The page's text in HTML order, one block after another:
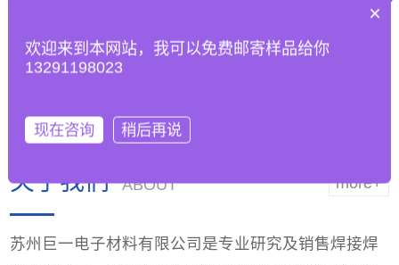
苏州如何优化波峰焊
工艺参数以适应无铅
苏州63锡条 | 超高性
more+
关于我们 ABOUT
苏州巨一电子材料有限公司是专业研究及销售焊接焊
×
欢迎来到本网站，我可以免费邮寄样品给你
13291198023
现在咨询 稍后再说